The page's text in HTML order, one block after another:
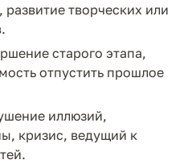
творческих или
старого этапа,
отпустить прошлое
иллюзий,
кризис, ведущий к